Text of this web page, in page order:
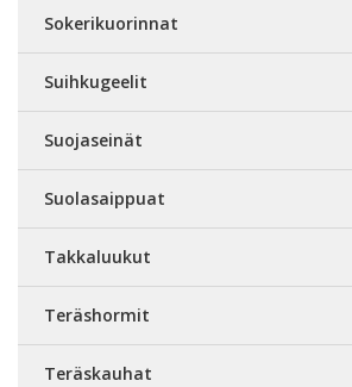
Sokerikuorinnat
Suihkugeelit
Suojaseinät
Suolasaippuat
Takkaluukut
Teräshormit
Teräskauhat